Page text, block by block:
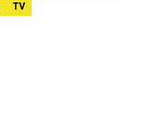
TV